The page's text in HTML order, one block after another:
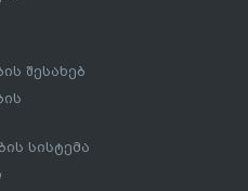
შესახებ
სისტემა